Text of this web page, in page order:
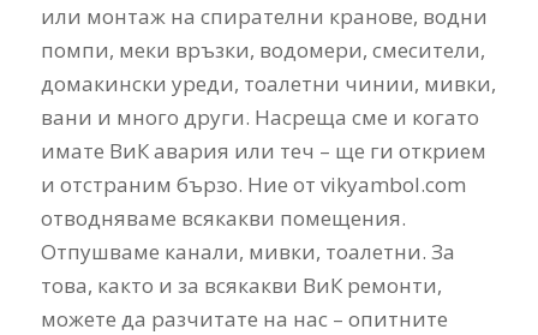
или монтаж на спирателни кранове, водни
помпи, меки връзки, водомери, смесители,
домакински уреди, тоалетни чинии, мивки,
вани и много други. Насреща сме и когато
имате ВиК авария или теч – ще ги открием
и отстраним бързо. Ние от vikyambol.com
отводняваме всякакви помещения.
Отпушваме канали, мивки, тоалетни. За
това, както и за всякакви ВиК ремонти,
можете да разчитате на нас – опитните